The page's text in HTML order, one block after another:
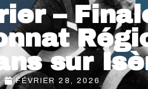
–
sur
FÉVRIER 28, 2026